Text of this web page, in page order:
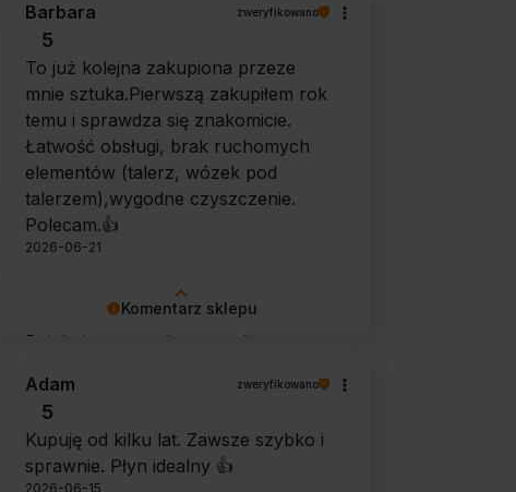
Komentarz sklepu
Dziękujemy za tak szczegółową
Pani wygodę obsługi i łatwość
utrzymania urządzenia w czystości.
To dla nas bardzo cenna informacja.
Barbara zweryfikowano
5
To już kolejna zakupiona przeze
mnie sztuka.Pierwszą zakupiłem rok
temu i sprawdza się znakomicie.
Łatwość obsługi, brak ruchomych
elementów (talerz, wózek pod
talerzem),wygodne czyszczenie.
Polecam.👍️
2026-06-21
Adam zweryfikowano
5
Kupuję od kilku lat. Zawsze szybko i
sprawnie. Płyn idealny 👍️
2026-06-15